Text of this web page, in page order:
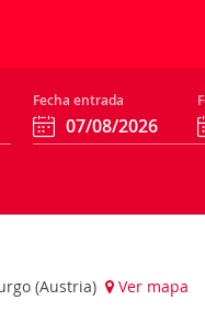
Fecha entrada
(Austria) Ver mapa